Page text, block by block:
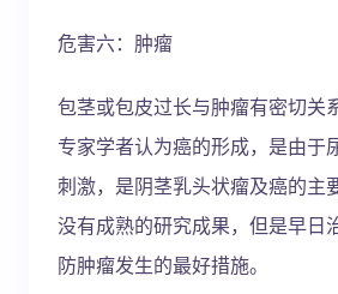
危害六：肿瘤
包茎或包皮过长与肿瘤有密切关
专家学者认为癌的形成，是由于
刺激，是阴茎乳头状瘤及癌的主
没有成熟的研究成果，但是早日
防肿瘤发生的最好措施。